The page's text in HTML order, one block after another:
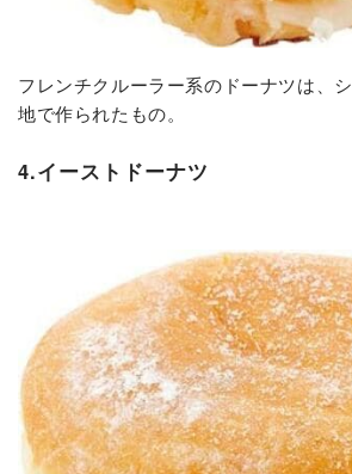
フレンチクルーラー系のドーナツは、
地で作られたもの。
4.イーストドーナツ